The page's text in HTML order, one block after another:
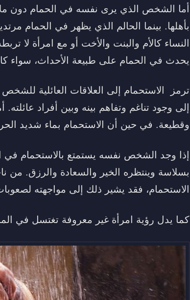
أما الشخص الذي يرى نفسه في الحمام دون
بأهلها. بينما الحالم الذي يظهر في الحمام
النساء كالأم والبنت والأخت أو مع امرأة لا
يحدث في الحمام على طبيعة الأحداث، سواء
ترمز الاستحمام إلى العلاقات العائلية
إلى وجود تناغم وتفاهم بينه وبين أفراد
وقطيعة. في حين أن الاستحمام بماء شديد
إذا وجد الشخص نفسه يستمتع بالاستحمام في
بسلاسة وينتظره الخير والسعادة والرزق. من
الاستحمام، فقد يشير ذلك إلى مواجهته
كما يدل رؤية امرأة غير معروفة تغتسل في